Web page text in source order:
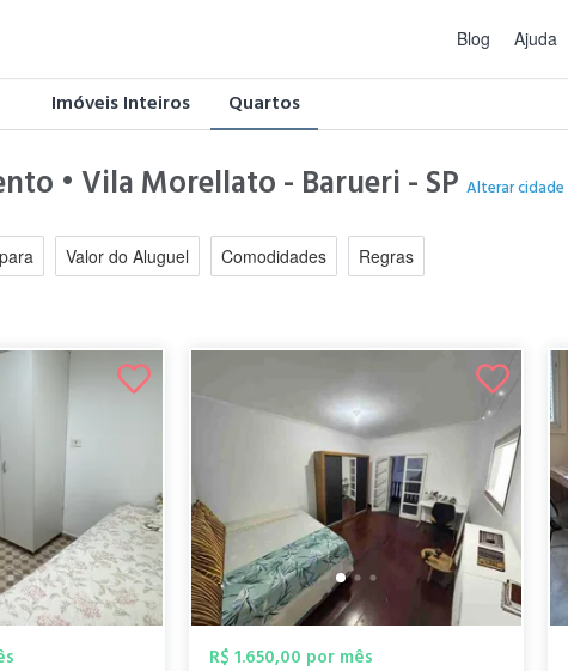
Blog Ajuda
Imóveis Inteiros Quartos
• Vila Morellato - Barueri - SPAlterar cidade
Valor do Aluguel Comodidades Regras
R$ 1.650,00 por mês